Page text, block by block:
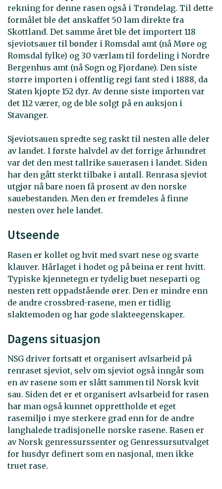
rekning for denne rasen også i Trøndelag. Til dette
formålet ble det anskaffet 50 lam direkte fra
Skottland. Det samme året ble det importert 118
sjeviotsauer til bønder i Romsdal amt (nå Møre og
Romsdal fylke) og 30 værlam til fordeling i Nordre
Bergenhus amt (nå Sogn og Fjordane). Den siste
større importen i offentlig regi fant sted i 1888, da
Staten kjøpte 152 dyr. Av denne siste importen var
det 112 værer, og de ble solgt på en auksjon i
Stavanger.
Sjeviotsauen spredte seg raskt til nesten alle deler
av landet. I første halvdel av det forrige århundret
var det den mest tallrike sauerasen i landet. Siden
har den gått sterkt tilbake i antall. Renrasa sjeviot
utgjør nå bare noen få prosent av den norske
sauebestanden. Men den er fremdeles å finne
nesten over hele landet.
Utseende
Rasen er kollet og hvit med svart nese og svarte
klauver. Hårlaget i hodet og på beina er rent hvitt.
Typiske kjennetegn er tydelig buet neseparti og
nesten rett oppadstående ører. Den er mindre enn
de andre crossbred-rasene, men er tidlig
slaktemoden og har gode slakteegenskaper.
Dagens situasjon
NSG driver fortsatt et organisert avlsarbeid på
renraset sjeviot, selv om sjeviot også inngår som
en av rasene som er slått sammen til Norsk kvit
sau. Siden det er et organisert avlsarbeid for rasen
har man også kunnet opprettholde et eget
rasemiljø i mye sterkere grad enn for de andre
langhalede tradisjonelle norske rasene. Rasen er
av Norsk genressurssenter og Genressursutvalget
for husdyr definert som en nasjonal, men ikke
truet rase.